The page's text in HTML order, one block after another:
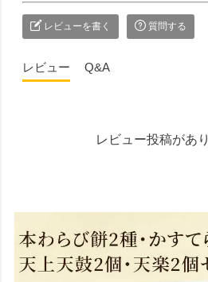
レビューを書く 質問する
レビュー Q&A
レビュー投稿があ